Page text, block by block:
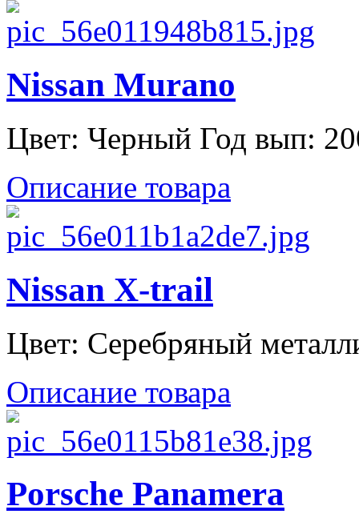
Nissan Murano
Цвет: Черный Год вып:
Описание товара
Nissan X-trail
Цвет: Серебряный
Описание товара
Porsche Panamera